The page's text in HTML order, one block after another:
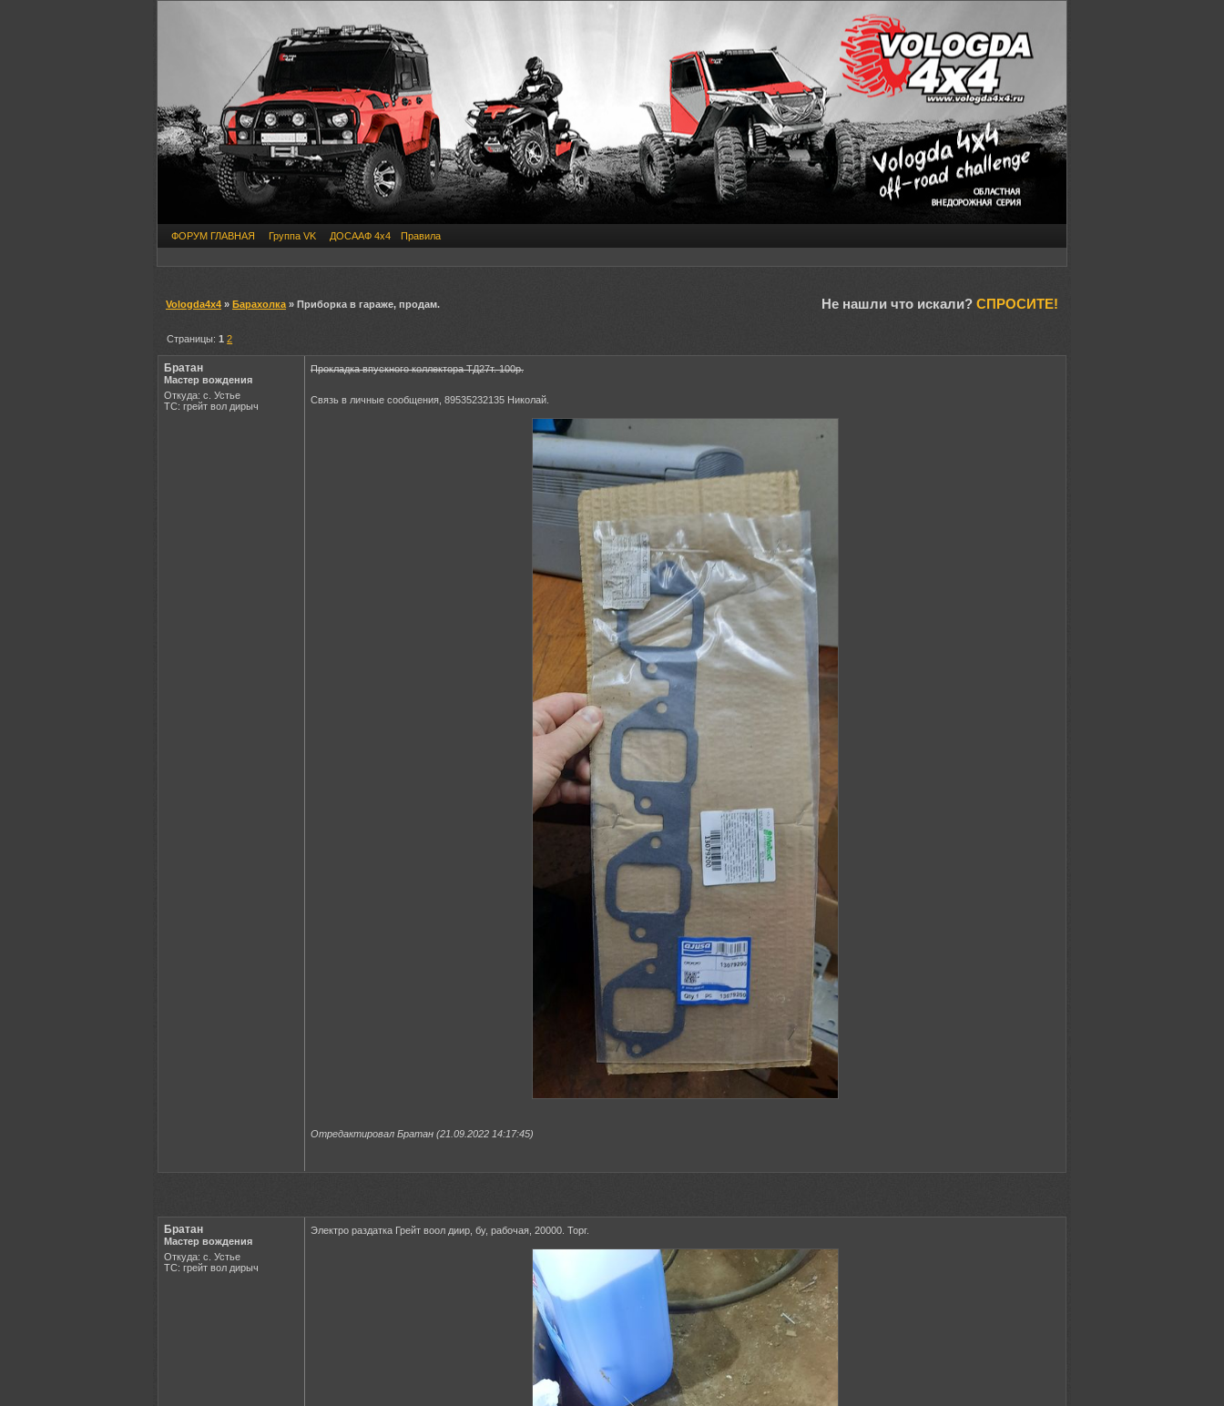
ФОРУМ ГЛАВНАЯ Группа VK ДОСААФ 4х4 Правила
Vologda4x4 » Барахолка » Приборка в гараже, продам. Не нашли что искали? СПРОСИТЕ!
Страницы:1 2
Братан
Мастер вождения
Откуда: с. Устье
ТС: грейт вол дирыч
Прокладка впускного коллектора ТД27т. 100р.
Связь в личные сообщения, 89535232135 Николай.
Отредактировал Братан (21.09.2022 14:17:45)
Братан
Мастер вождения
Откуда: с. Устье
ТС: грейт вол дирыч
Электро раздатка Грейт воол диир, бу, рабочая, 20000. Торг.